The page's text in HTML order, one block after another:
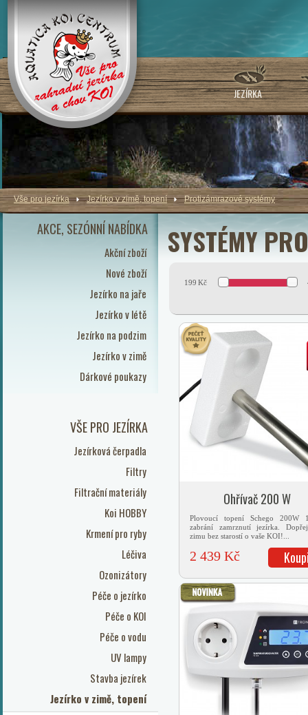
JEZÍRKA
AKCE, SEZÓNNÍ NABÍDKA
Akční zboží
Nové zboží
Jezírko na jaře
Jezírko v létě
Jezírko na podzim
Jezírko v zimě
Dárkové poukazy
VŠE PRO JEZÍRKA
Jezírková čerpadla
Filtry
Filtrační materiály
Koi HOBBY
Krmení pro ryby
Léčiva
Ozonizátory
Péče o jezírko
Péče o KOI
Péče o vodu
UV lampy
Stavba jezírek
Jezírko v zimě, topení
SYSTÉMY
Vše pro jezírka Jezírko v zimě, topení Protizámrazové systémy
199 Kč
Ohřívač 200 W
Plovoucí topení Schego 200W
zabrání zamrznutí jezírka.
zimu bez starostí o vaše KOI!...
2 439 Kč